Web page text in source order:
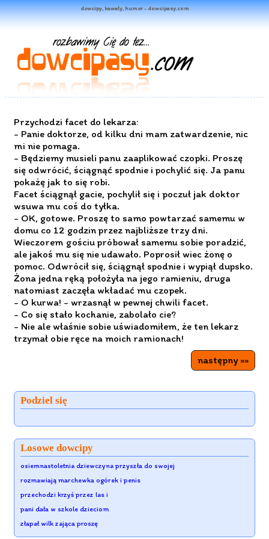
dowcipy, kawały, humor - dowcipasy.com
Przychodzi facet do lekarza:
- Panie doktorze, od kilku dni mam zatwardzenie, nic
mi nie pomaga.
- Będziemy musieli panu zaaplikować czopki. Proszę
się odwrócić, ściągnąć spodnie i pochylić się. Ja panu
pokażę jak to się robi.
Facet ściągnął gacie, pochylił się i poczuł jak doktor
wsuwa mu coś do tyłka.
- OK, gotowe. Proszę to samo powtarzać samemu w
domu co 12 godzin przez najbliższe trzy dni.
Wieczorem gościu próbował samemu sobie poradzić,
ale jakoś mu się nie udawało. Poprosił wiec żonę o
pomoc. Odwrócił się, ściągnął spodnie i wypiął dupsko.
Żona jedna ręką położyła na jego ramieniu, druga
natomiast zaczęła wkładać mu czopek.
- O kurwa! - wrzasnął w pewnej chwili facet.
- Co się stało kochanie, zabolało cie?
- Nie ale właśnie sobie uświadomiłem, że ten lekarz
trzymał obie ręce na moich ramionach!
następny »»
Podziel się
Losowe dowcipy
osiemnastoletnia dziewczyna przyszła do swojej
rozmawiają marchewka ogórek i penis
przechodzi krzyś przez las i
pani dała w szkole dzieciom
złapał wilk zająca proszę